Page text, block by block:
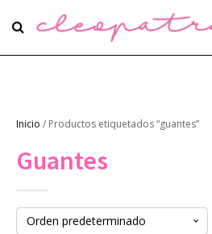
Inicio / Productos etiquetados “guantes”
Guantes